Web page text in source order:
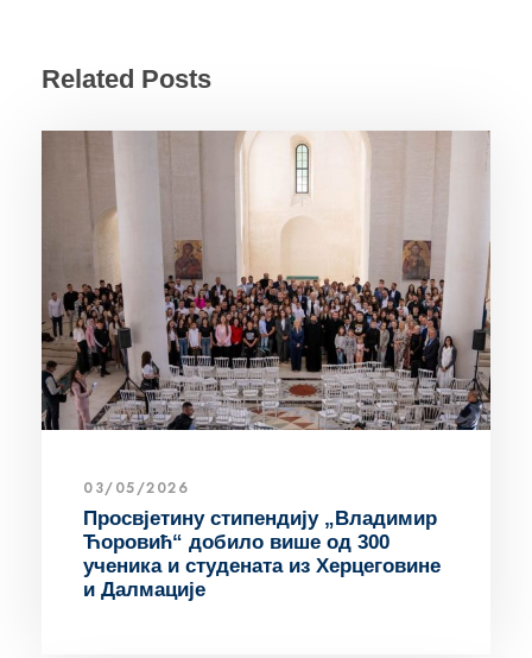
Related Posts
03/05/2026
Просвјетину стипендију „Владимир
Ћоровић“ добило више од 300
ученика и студената из Херцеговине
и Далмације